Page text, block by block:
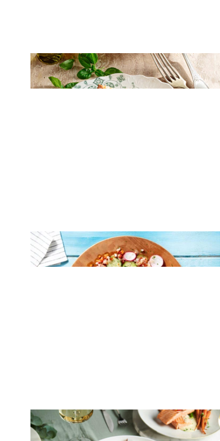
Burrata με ντοματίνια και αρωματικό
ελαιόλαδο
ΣΑΛΑΤΕΣ
Δροσερή σαλάτα με πικάντικες
σαρδέλες και τραγανά λαχανικά
ΣΑΛΑΤΕΣ
Σαλάτα με γαρίδες γκρεμολάτα, λωτούς
ΣΑΛΑΤΕΣ